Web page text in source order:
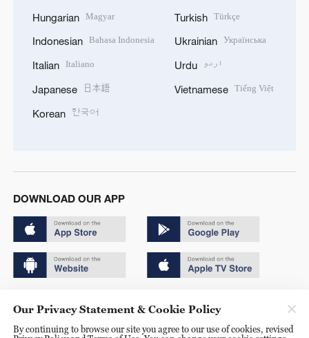
Hungarian Magyar
Indonesian Bahasa Indonesia
Italian Italiano
Japanese 日本語
Korean 한국어
Turkish Türkçe
Ukrainian Українська
Urdu اردو
Vietnamese Tiếng Việt
DOWNLOAD OUR APP
京ICP备20000184号
Our Privacy Statement & Cookie Policy
By continuing to browse our site you agree to our use of cookies, revised